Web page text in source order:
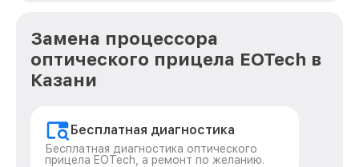
Замена процессора
оптического прицела EOTech в
Казани
Бесплатная диагностика
Бесплатная диагностика оптического
прицела EOTech, а ремонт по желанию.